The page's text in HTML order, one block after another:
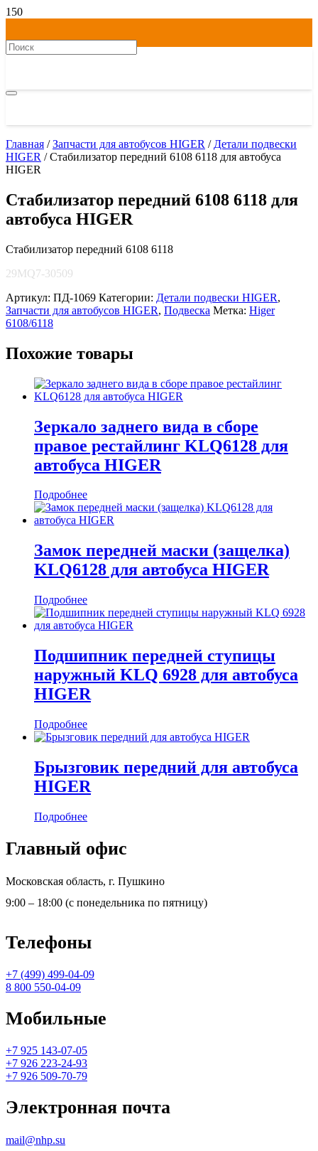
Главная /Запчасти для автобусов HIGER / Детали подвески
HIGER / Стабилизатор передний 6108 6118 для автобуса
HIGER
Стабилизатор передний 6108 6118 для
автобуса HIGER
Стабилизатор передний 6108 6118
29MQ7-30509
Артикул: ПД-1069 Категории: Детали подвески HIGER,
Запчасти для автобусов HIGER, Подвеска Метка: Higer
6108/6118
Похожие товары
Зеркало заднего вида в сборе
правое рестайлинг KLQ6128 для
автобуса HIGER
Подробнее
Замок передней маски (защелка)
KLQ6128 для автобуса HIGER
Подробнее
Подшипник передней ступицы
наружный KLQ 6928 для автобуса
HIGER
Подробнее
Брызговик передний для автобуса
HIGER
Подробнее
Главный офис
Московская область, г. Пушкино
9:00 – 18:00 (с понедельника по пятницу)
Телефоны
+7 (499) 499-04-09
8 800 550-04-09
Мобильные
+7 925 143-07-05
+7 926 223-24-93
+7 926 509-70-79
Электронная почта
mail@nhp.su